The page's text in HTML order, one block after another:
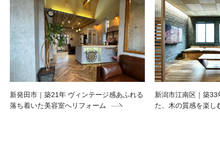
新発田市｜築21年 ヴィンテージ感あふれる
落ち着いた美容室へリフォーム
新潟市江南区｜築
た、木の質感を楽し